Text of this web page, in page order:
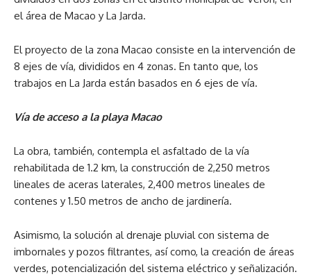
el área de Macao y La Jarda.
El proyecto de la zona Macao consiste en la intervención de
8 ejes de vía, divididos en 4 zonas. En tanto que, los
trabajos en La Jarda están basados en 6 ejes de vía.
Vía de acceso a la playa Macao
La obra, también, contempla el asfaltado de la vía
rehabilitada de 1.2 km, la construcción de 2,250 metros
lineales de aceras laterales, 2,400 metros lineales de
contenes y 1.50 metros de ancho de jardinería.
Asimismo, la solución al drenaje pluvial con sistema de
imbornales y pozos filtrantes, así como, la creación de áreas
verdes, potencialización del sistema eléctrico y señalización.